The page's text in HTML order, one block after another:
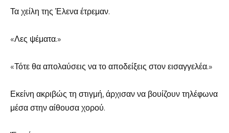
Τα χείλη της Έλενα έτρεμαν.
«Λες ψέματα.»
«Τότε θα απολαύσεις να το αποδείξεις στον εισαγγελέα.»
Εκείνη ακριβώς τη στιγμή, άρχισαν να βουίζουν τηλέφωνα
μέσα στην αίθουσα χορού.